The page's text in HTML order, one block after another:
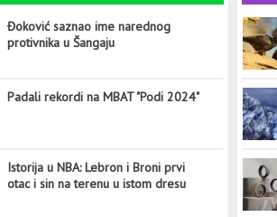
Đoković saznao ime narednog
protivnika u Šangaju
Padali rekordi na MBAT "Podi 2024"
Istorija u NBA: Lebron i Broni prvi
otac i sin na terenu u istom dresu